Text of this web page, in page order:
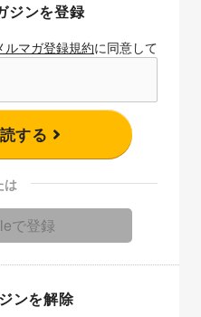
ジンを登録
ルマガ登録規約に同意して
する
は
で登録
ンを解除